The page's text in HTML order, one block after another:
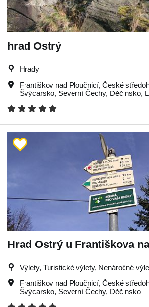
hrad Ostrý
Hrady
Františkov nad Ploučnicí, České
Švýcarsko, Severní Čechy, Děčínsko,
Hrad Ostrý u Františkova
Výlety, Turistické výlety, Nenáročné
Františkov nad Ploučnicí, České
Švýcarsko, Severní Čechy, Děčínsko